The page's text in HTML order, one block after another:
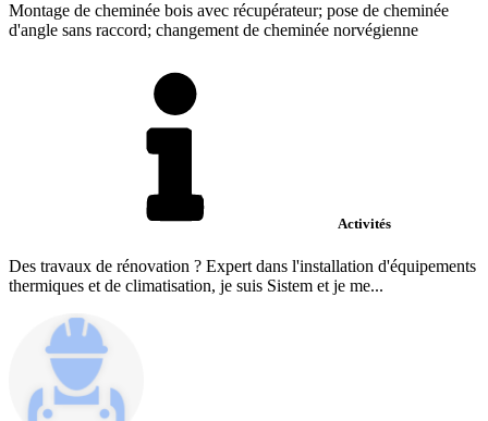
Montage de cheminée bois avec récupérateur; pose de cheminée
d'angle sans raccord; changement de cheminée norvégienne
Activités
Des travaux de rénovation ? Expert dans l'installation d'équipements
thermiques et de climatisation, je suis Sistem et je me...